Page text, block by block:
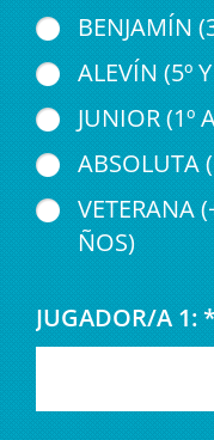
BENJAMÍN
ALEVÍN (5º
JUNIOR (1º
ABSOLUTA
VETERANA
ÑOS)
JUGADOR/A 1: